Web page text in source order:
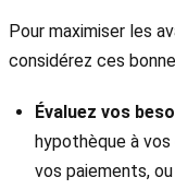
Pour maximiser les
considérez ces
Évaluez vos
hypothèque à
vos paiements,